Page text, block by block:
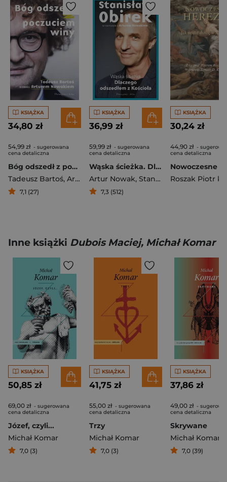
KSIĄŻKA
34,80 zł
54,99 zł - sugerowana
cena detaliczna
Bóg odszedł z poczuciem winy. Tadeusz Bartoś w rozmowie z Arturem Nowakiem
Tadeusz Bartoś, Artur Nowak
7,1 (27)
KSIĄŻKA
36,99 zł
59,99 zł - sugerowana
cena detaliczna
Wąska ścieżka. Dlaczego odszedłem z Kościoła
Artur Nowak, Stanisław Obirek
7,3 (512)
KSIĄŻKA
30,24 zł
44,90 zł -
cena detaliczna
Roszak Piotr ks.
Inne książki Dubois Maciej, Michał Komar
KSIĄŻKA
50,85 zł
69,00 zł - sugerowana
cena detaliczna
Józef, czyli...
Michał Komar
7,0 (3)
KSIĄŻKA
41,75 zł
55,00 zł - sugerowana
cena detaliczna
Trzy
Michał Komar
7,0 (3)
KSIĄŻKA
37,86 zł
49,00 zł -
cena detaliczna
Skrywane
Michał Komar
7,0 (39)